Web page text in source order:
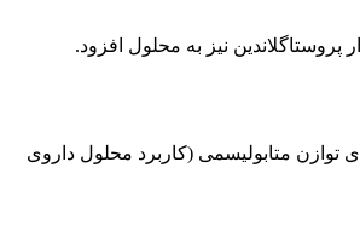
نیز به محلول افزود.
توازن متابولیسمی (کاربرد محلول داروی